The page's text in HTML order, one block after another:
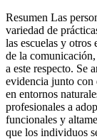
Resumen Las
variedad de
las escuelas y otros
de la
a este respecto. Se
evidencia junto con
en entornos
profesionales a
funcionales y
que los individuos